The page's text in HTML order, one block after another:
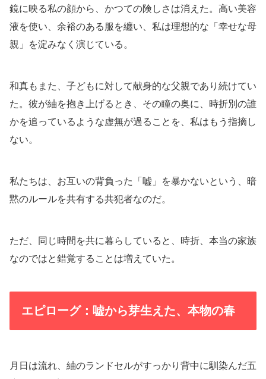
鏡に映る私の顔から、かつての険しさは消えた。高い美容
液を使い、余裕のある服を纏い、私は理想的な「幸せな母
親」を淀みなく演じている。
和真もまた、子どもに対して献身的な父親であり続けてい
た。彼が紬を抱き上げるとき、その瞳の奥に、時折別の誰
かを追っているような虚無が過ることを、私はもう指摘し
ない。
私たちは、お互いの背負った「嘘」を暴かないという、暗
黙のルールを共有する共犯者なのだ。
ただ、同じ時間を共に暮らしていると、時折、本当の家族
なのではと錯覚することは増えていた。
エピローグ：嘘から芽生えた、本物の春
月日は流れ、紬のランドセルがすっかり背中に馴染んだ五